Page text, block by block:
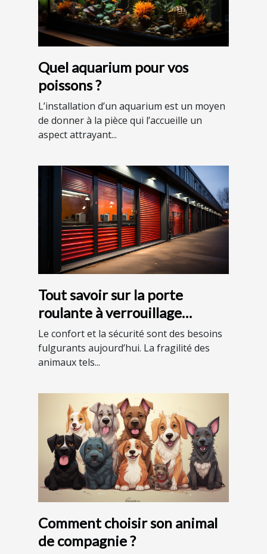
Quel aquarium pour vos
poissons ?
L’installation d’un aquarium est un moyen
de donner à la pièce qui l’accueille un
aspect attrayant...
Tout savoir sur la porte
roulante à verrouillage
automatique
Le confort et la sécurité sont des besoins
fulgurants aujourd’hui. La fragilité des
animaux tels...
Comment choisir son animal
de compagnie ?